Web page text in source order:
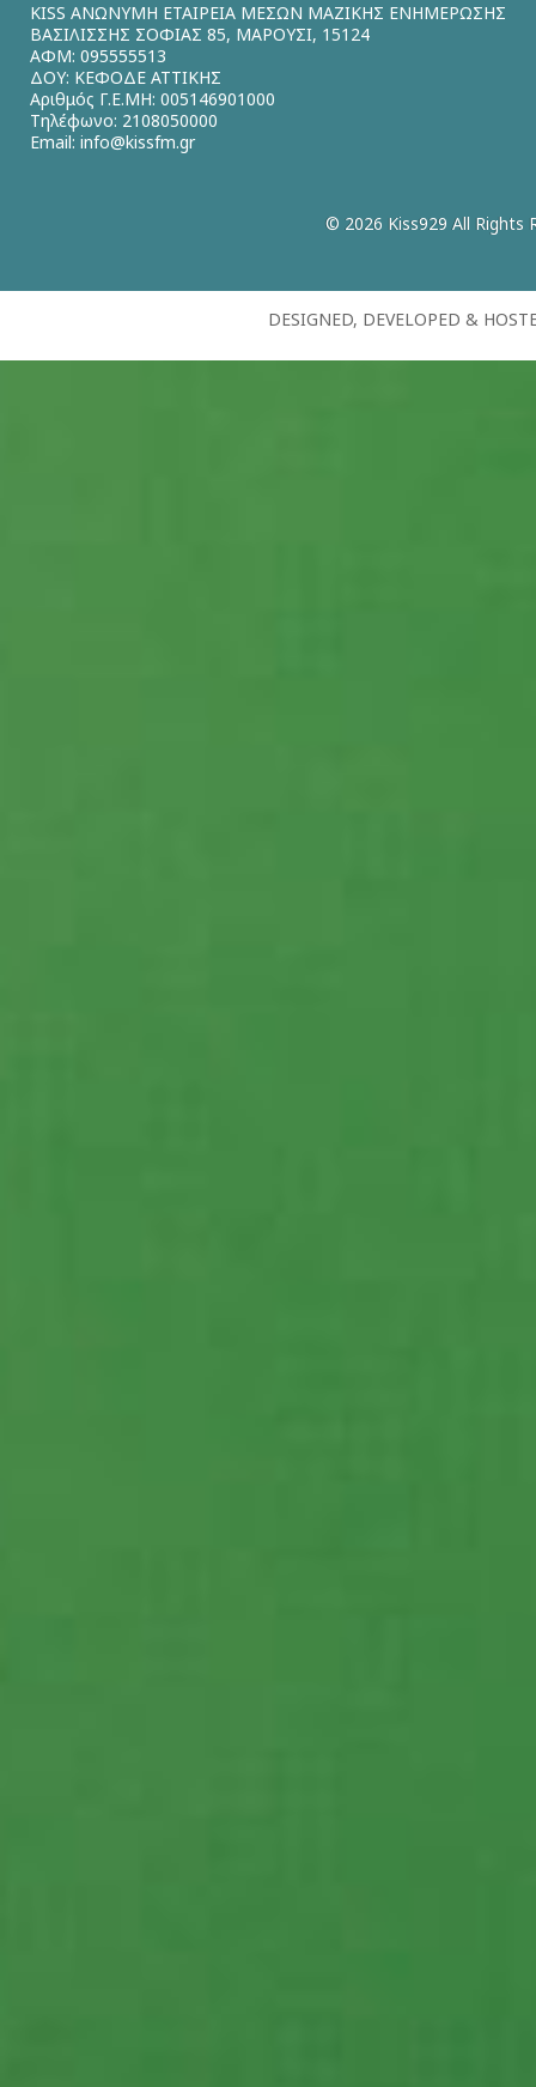
KISS ΑΝΩΝΥΜΗ ΕΤΑΙΡΕΙΑ ΜΕΣΩΝ ΜΑΖΙΚΗΣ ΕΝΗΜΕΡΩΣΗΣ
ΒΑΣΙΛΙΣΣΗΣ ΣΟΦΙΑΣ 85, ΜΑΡΟΥΣΙ, 15124
ΑΦΜ: 095555513
ΔΟΥ: ΚΕΦΟΔΕ ΑΤΤΙΚΗΣ
Αριθμός Γ.Ε.ΜΗ: 005146901000
Τηλέφωνο: 2108050000
Email: info@kissfm.gr
© 2026 Kiss929 All Rights
DESIGNED, DEVELOPED &